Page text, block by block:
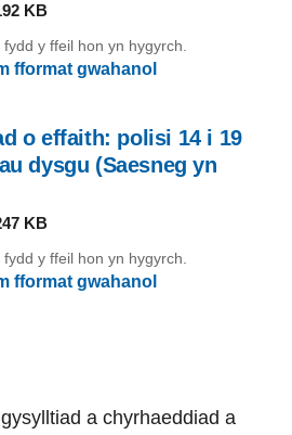
KB
fydd y ffeil hon yn hygyrch.
fformat gwahanol
o effaith: polisi 14 i 19
dysgu (Saesneg yn
KB
fydd y ffeil hon yn hygyrch.
fformat gwahanol
a chyrhaeddiad a